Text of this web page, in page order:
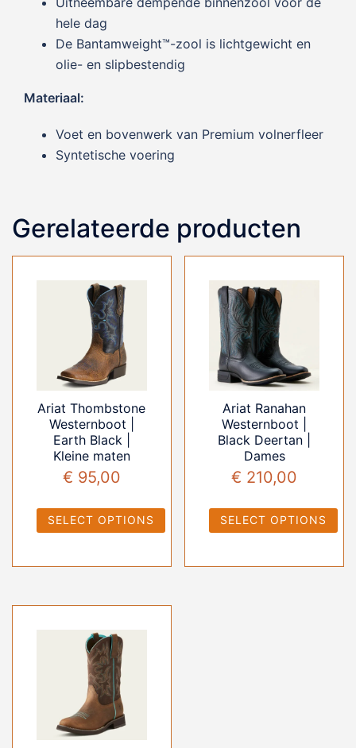
hele dag
De Bantamweight™-zool is lichtgewicht en
olie- en slipbestendig
Materiaal:
Voet en bovenwerk van Premium volnerfleer
Syntetische voering
Gerelateerde producten
Ariat Thombstone
Westernboot |
Earth Black |
Kleine maten
€ 95,00
SELECT OPTIONS
Ariat Ranahan
Westernboot |
Black Deertan |
Dames
€ 210,00
SELECT OPTIONS